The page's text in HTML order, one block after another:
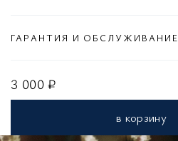
3 000 ₽
в корзину
ГАРАНТИЯ И ОБСЛУЖИВАНИЕ